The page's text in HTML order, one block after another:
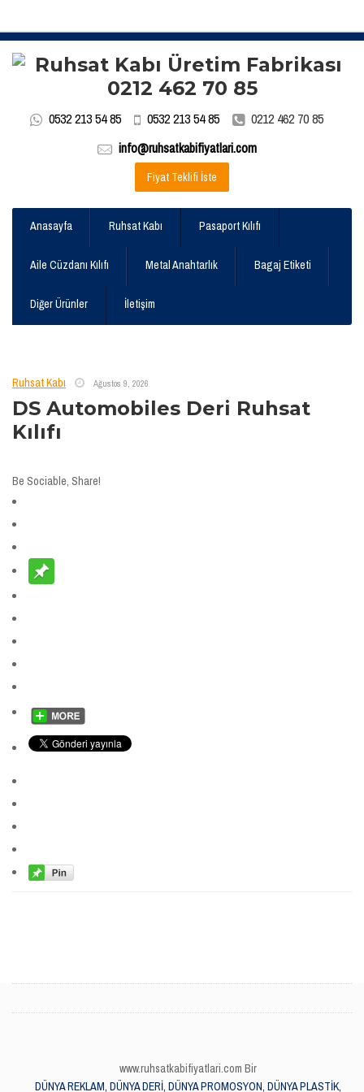
0532 213 54 85 0532 213 54 85
0212 462 70 85
info@ruhsatkabifiyatlari.com
Fiyat Teklifi İste
Anasayfa Ruhsat Kabı Pasaport Kılıfı
Aile Cüzdanı Kılıfı Metal Anahtarlık Bagaj Etiketi
Diğer Ürünler İletişim
Ruhsat Kabı Ağustos 9, 2026
DS Automobiles Deri Ruhsat
Kılıfı
Be Sociable, Share!
www.ruhsatkabifiyatlari.com Bir
DÜNYA REKLAM, DÜNYA DERİ, DÜNYA PROMOSYON, DÜNYA PLASTİK,